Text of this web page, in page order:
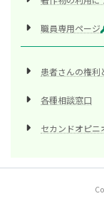
職員専用ページ
患者さんの権利
各種相談窓口
セカンドオピニ